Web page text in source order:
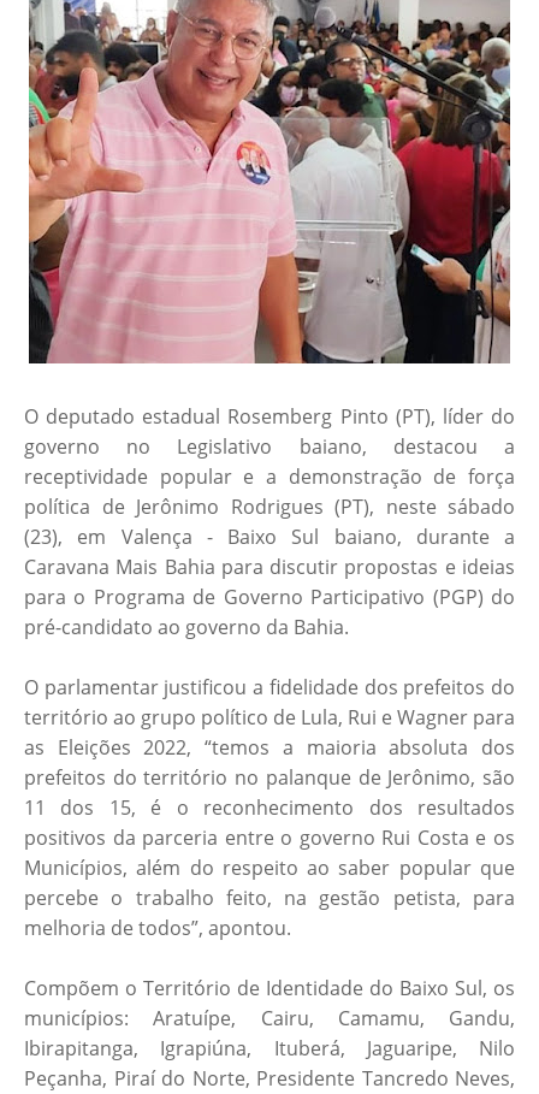
O deputado estadual Rosemberg Pinto (PT), líder do
governo no Legislativo baiano, destacou a
receptividade popular e a demonstração de força
política de Jerônimo Rodrigues (PT), neste sábado
(23), em Valença - Baixo Sul baiano, durante a
Caravana Mais Bahia para discutir propostas e ideias
para o Programa de Governo Participativo (PGP) do
pré-candidato ao governo da Bahia.
O parlamentar justificou a fidelidade dos prefeitos do
território ao grupo político de Lula, Rui e Wagner para
as Eleições 2022, “temos a maioria absoluta dos
prefeitos do território no palanque de Jerônimo, são
11 dos 15, é o reconhecimento dos resultados
positivos da parceria entre o governo Rui Costa e os
Municípios, além do respeito ao saber popular que
percebe o trabalho feito, na gestão petista, para
melhoria de todos”, apontou.
Compõem o Território de Identidade do Baixo Sul, os
municípios: Aratuípe, Cairu, Camamu, Gandu,
Ibirapitanga, Igrapiúna, Ituberá, Jaguaripe, Nilo
Peçanha, Piraí do Norte, Presidente Tancredo Neves,